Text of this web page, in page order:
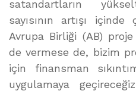
satandartların
sayısının artışı
Avrupa Birliği (AB)
de vermese de, bizim
için finansman
uygulamaya